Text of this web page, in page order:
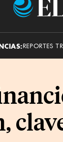
REPORTES